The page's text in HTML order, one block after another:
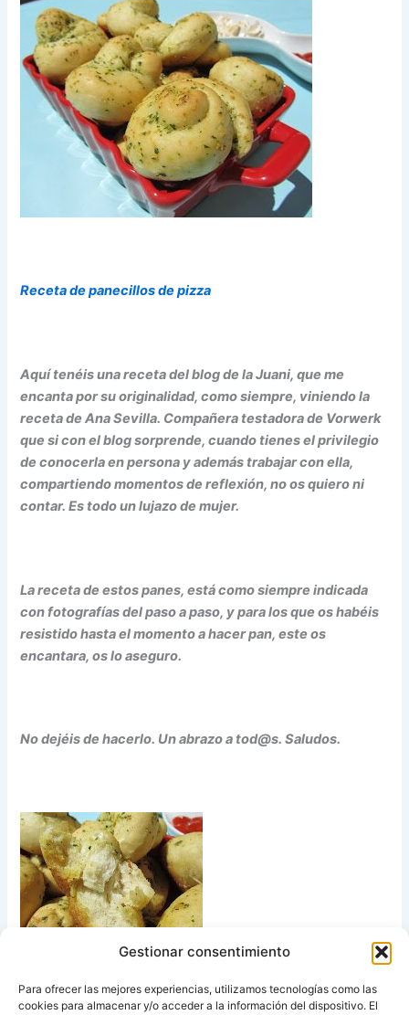
Gestionar consentimiento
Para ofrecer las mejores experiencias, utilizamos tecnologías como las
cookies para almacenar y/o acceder a la información del dispositivo. El
Receta de panecillos de pizza
Aquí tenéis una receta del blog de la Juani, que me
encanta por su originalidad, como siempre, viniendo la
receta de Ana Sevilla. Compañera testadora de Vorwerk
que si con el blog sorprende, cuando tienes el privilegio
de conocerla en persona y además trabajar con ella,
compartiendo momentos de reflexión, no os quiero ni
contar. Es todo un lujazo de mujer.
La receta de estos panes, está como siempre indicada
con fotografías del paso a paso, y para los que os habéis
resistido hasta el momento a hacer pan, este os
encantara, os lo aseguro.
No dejéis de hacerlo. Un abrazo a tod@s. Saludos.